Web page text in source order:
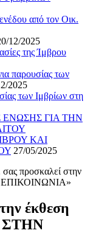
από τον Οικ.
12/2025
της Ίμβρου
παρουσίας των
2025
των Ιμβρίων στη
ΓΙΑ ΤΗΝ
ΚΑΙ
27/05/2025
προσκαλεί στην
έκθεση
ΣΤΗΝ